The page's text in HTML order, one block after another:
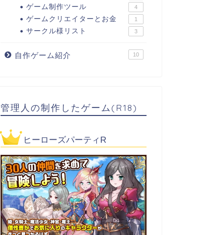
ゲーム制作ツール 4
ゲームクリエイターとお金 1
サークル様リスト 3
自作ゲーム紹介 10
管理人の制作したゲーム(R18)
ヒーローズパーティR